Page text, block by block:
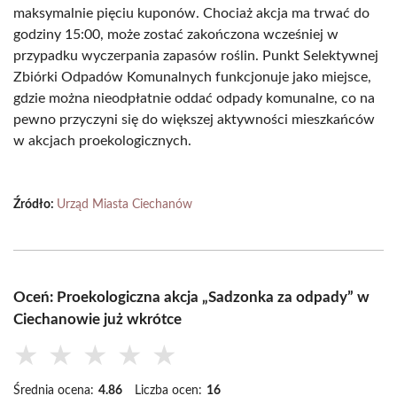
maksymalnie pięciu kuponów. Chociaż akcja ma trwać do
godziny 15:00, może zostać zakończona wcześniej w
przypadku wyczerpania zapasów roślin. Punkt Selektywnej
Zbiórki Odpadów Komunalnych funkcjonuje jako miejsce,
gdzie można nieodpłatnie oddać odpady komunalne, co na
pewno przyczyni się do większej aktywności mieszkańców
w akcjach proekologicznych.
Źródło: Urząd Miasta Ciechanów
Oceń: Proekologiczna akcja „Sadzonka za odpady” w
Ciechanowie już wkrótce
★ ★ ★ ★ ★
Średnia ocena: 4.86 Liczba ocen: 16